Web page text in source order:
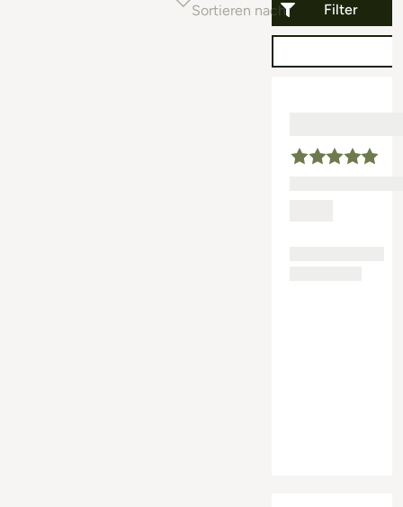
Filter
Sortieren nach Beliebtheit